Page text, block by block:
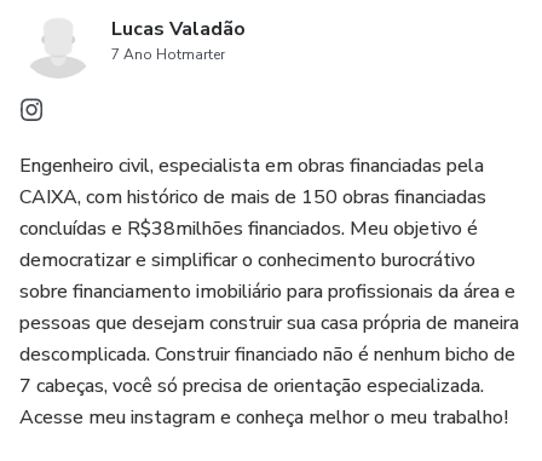
Lucas Valadão
7 Ano Hotmarter
Engenheiro civil, especialista em obras financiadas pela
CAIXA, com histórico de mais de 150 obras financiadas
concluídas e R$38milhões financiados. Meu objetivo é
democratizar e simplificar o conhecimento burocrátivo
sobre financiamento imobiliário para profissionais da área e
pessoas que desejam construir sua casa própria de maneira
descomplicada. Construir financiado não é nenhum bicho de
7 cabeças, você só precisa de orientação especializada.
Acesse meu instagram e conheça melhor o meu trabalho!